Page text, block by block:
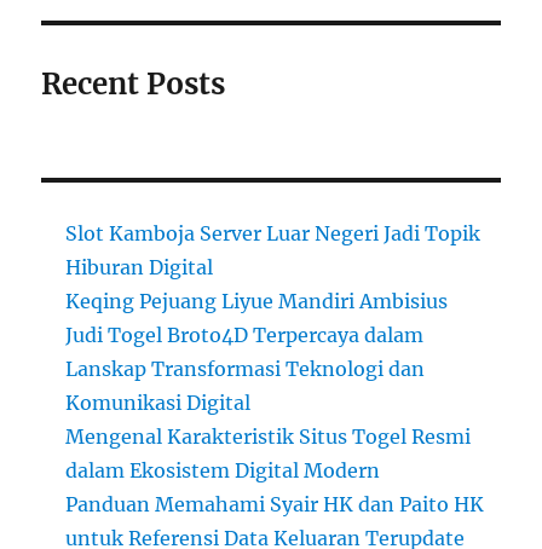
Recent Posts
Slot Kamboja Server Luar Negeri Jadi Topik
Hiburan Digital
Keqing Pejuang Liyue Mandiri Ambisius
Judi Togel Broto4D Terpercaya dalam
Lanskap Transformasi Teknologi dan
Komunikasi Digital
Mengenal Karakteristik Situs Togel Resmi
dalam Ekosistem Digital Modern
Panduan Memahami Syair HK dan Paito HK
untuk Referensi Data Keluaran Terupdate